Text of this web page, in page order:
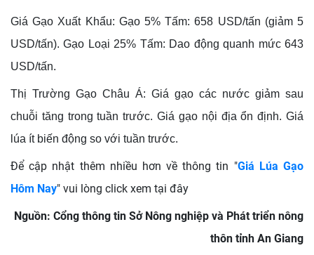
Giá Gạo Xuất Khẩu: Gạo 5% Tấm: 658 USD/tấn (giảm 5
USD/tấn). Gạo Loại 25% Tấm: Dao động quanh mức 643
USD/tấn.
Thị Trường Gạo Châu Á: Giá gạo các nước giảm sau
chuỗi tăng trong tuần trước. Giá gạo nội địa ổn định. Giá
lúa ít biến động so với tuần trước.
Để cập nhật thêm nhiều hơn về thông tin "Giá Lúa Gạo
Hôm Nay" vui lòng click xem tại đây
Nguồn: Cổng thông tin Sở Nông nghiệp và Phát triển nông
thôn tỉnh An Giang